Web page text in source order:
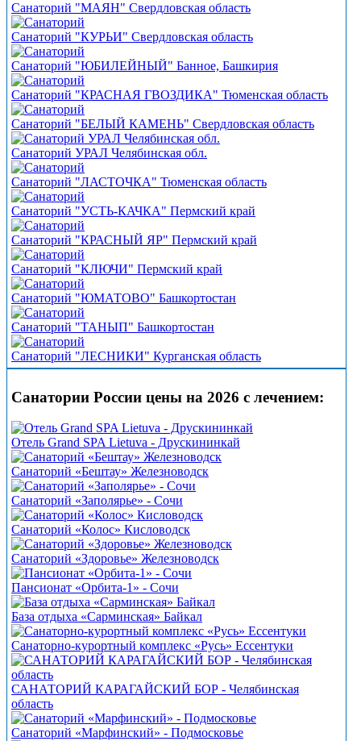
Санаторий "МАЯН" Свердловская область
Санаторий "КУРЬИ" Свердловская область
Санаторий "ЮБИЛЕЙНЫЙ" Банное, Башкирия
Санаторий "КРАСНАЯ ГВОЗДИКА" Тюменская область
Санаторий "БЕЛЫЙ КАМЕНЬ" Свердловская область
Санаторий УРАЛ Челябинская обл.
Санаторий "ЛАСТОЧКА" Тюменская область
Санаторий "УСТЬ-КАЧКА" Пермский край
Санаторий "КРАСНЫЙ ЯР" Пермский край
Санаторий "КЛЮЧИ" Пермский край
Санаторий "ЮМАТОВО" Башкортостан
Санаторий "ТАНЫП" Башкортостан
Санаторий "ЛЕСНИКИ" Курганская область
Санатории России цены на 2026 с лечением:
Отель Grand SPA Lietuva - Друскининкай
Санаторий «Бештау» Железноводск
Санаторий «Заполярье» - Сочи
Санаторий «Колос» Кисловодск
Санаторий «Здоровье» Железноводск
Пансионат «Орбита-1» - Сочи
База отдыха «Сарминская» Байкал
Санаторно-курортный комплекс «Русь» Ессентуки
САНАТОРИЙ КАРАГАЙСКИЙ БОР - Челябинская
область
Санаторий «Марфинский» - Подмосковье